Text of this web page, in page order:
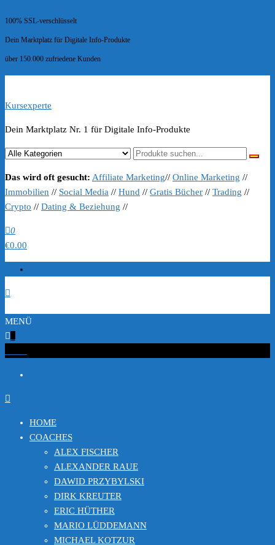
100% SSL-verschlüsselt
Dein Marktplatz für Digitale Info-Produkte
über 150.000 zufriedene Kunden
Kursexperte
Dein Marktplatz Nr. 1 für Digitale Info-Produkte
Das wird oft gesucht: Affiliate Marketing// Online Marketing //
Immobilien // Social Media // Hund // Gratis Bücher // Trading //
Crypto // Dating & Beziehung //
0
€0.00
MENÜ
HOME
COACHES
ALEX FISCHER
ALEXANDER RAUE
DAWID PRZYBYLSKI
DIRK KREUTER
ERIC HÜTHER
MARIO LÜDDEMANN
MICHAEL KOTZUR